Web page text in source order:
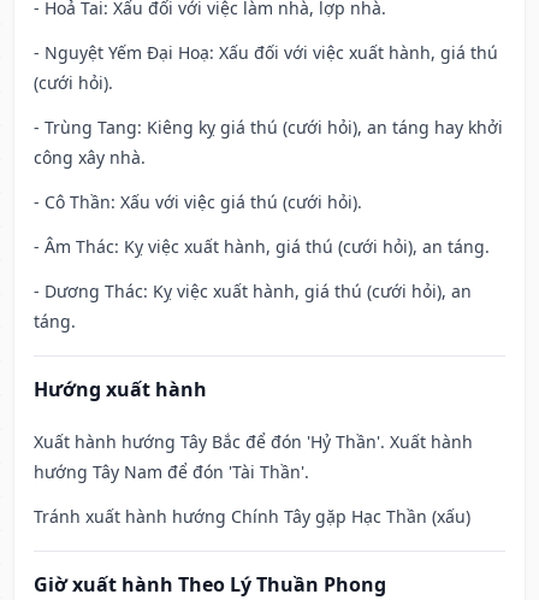
- Hoả Tai: Xấu đối với việc làm nhà, lợp nhà.
- Nguyệt Yếm Đại Hoạ: Xấu đối với việc xuất hành, giá thú
(cưới hỏi).
- Trùng Tang: Kiêng kỵ giá thú (cưới hỏi), an táng hay khởi
công xây nhà.
- Cô Thần: Xấu với việc giá thú (cưới hỏi).
- Âm Thác: Kỵ việc xuất hành, giá thú (cưới hỏi), an táng.
- Dương Thác: Kỵ việc xuất hành, giá thú (cưới hỏi), an
táng.
Hướng xuất hành
Xuất hành hướng Tây Bắc để đón 'Hỷ Thần'. Xuất hành
hướng Tây Nam để đón 'Tài Thần'.
Tránh xuất hành hướng Chính Tây gặp Hạc Thần (xấu)
Giờ xuất hành Theo Lý Thuần Phong